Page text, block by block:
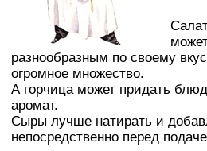
разнообразным по своему
огромное множество.
А горчица может придать
аромат.
Сыры лучше натирать и
непосредственно перед